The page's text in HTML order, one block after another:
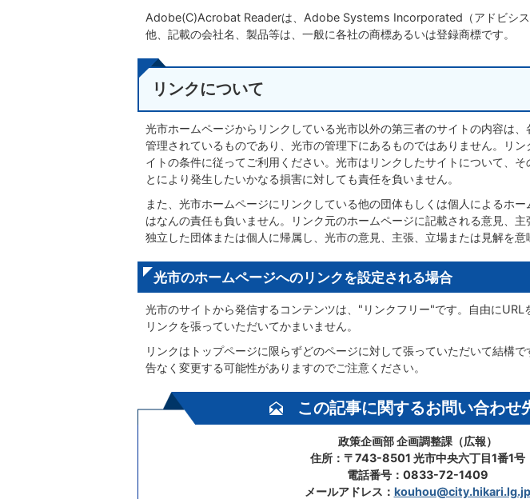
Adobe(C)Acrobat Readerは、Adobe Systems Incorporated（アドビシス
他、記載の会社名、製品等は、一般に各社の商標あるいは登録商標です。
リンクについて
光市ホームページからリンクしている光市以外の第三者のサイトの内容は
管理されているものであり、光市の管理下にあるものではありません。リ
イトの条件に従ってご利用ください。光市はリンクしたサイトについて、そ
とにより発生したいかなる損害に対しても責任を負いません。
また、光市ホームページにリンクしている他の団体もしくは個人によるホ
はなんの責任も負いません。リンク元のホームページに記載される意見、
独立した団体または個人に帰属し、光市の意見、主張、立場または見解を意
光市のホームページへのリンクを設定される場合
光市のサイトから発信するコンテンツは、"リンクフリー"です。自由にURL
リンクを張っていただいてかまいません。
リンクはトップページに限らずどのページに対して張っていただいて結構
告なく変更する可能性がありますのでご注意ください。
この記事に関するお問い合わせ
政策企画部 企画調整課（広報）
住所：〒743-8501 光市中央六丁目1番1号
電話番号：0833-72-1409
メールアドレス： kouhou@city.hikari.lg.jp